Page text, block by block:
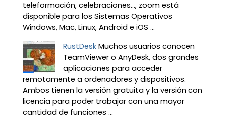
teleformación, celebraciones…, zoom está
disponible para los Sistemas Operativos
Windows, Mac, Linux, Android e iOS ...
RustDesk Muchos usuarios conocen
TeamViewer o AnyDesk, dos grandes
aplicaciones para acceder
remotamente a ordenadores y dispositivos.
Ambos tienen la versión gratuita y la versión con
licencia para poder trabajar con una mayor
cantidad de funciones ...